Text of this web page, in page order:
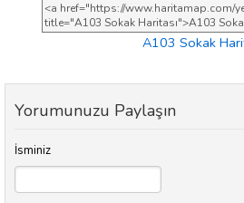
A103 Sokak
Yorumunuzu Paylaşın
İsminiz